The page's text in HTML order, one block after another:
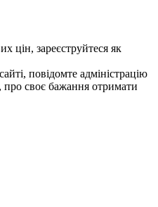
цін, зареєструйтеся як
повідомте адміністрацію
про своє бажання отримати